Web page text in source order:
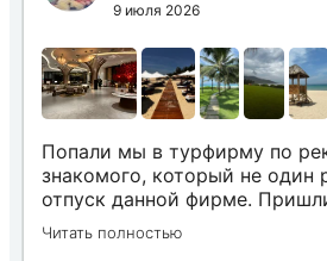
9 июля 2026
Попали мы в турфирму по
знакомого, который не один
отпуск данной фирме.
«хочу то, не знаю что», было
направлений, но куда точно
Читать полностью